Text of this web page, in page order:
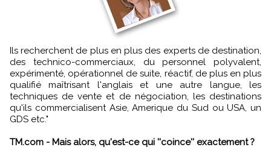
des technico-commerciaux, du personnel polyvalent,
expérimenté, opérationnel de suite, réactif, de plus en plus
qualifié maîtrisant l'anglais et une autre langue, les
techniques de vente et de négociation, les destinations
qu'ils commercialisent Asie, Amerique du Sud ou USA, un
GDS etc."
TM.com - Mais alors, qu'est-ce qui ''coince'' exactement ?